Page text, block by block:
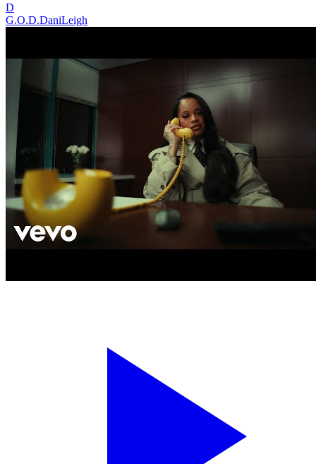
D
G.O.D.DaniLeigh